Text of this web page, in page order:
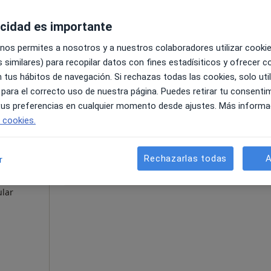
La reserva de cita online no está
Pedir una cita
es importante
permites a nosotros y a nuestros colaboradores utilizar
similares) para recopilar datos con fines estadísiticos y ofrecer
tus hábitos de navegación. Si rechazas todas las cookies, solo
el correcto uso de nuestra página. Puedes retirar tu
preferencias en cualquier momento desde ajustes. Más
Rechazarlas todas